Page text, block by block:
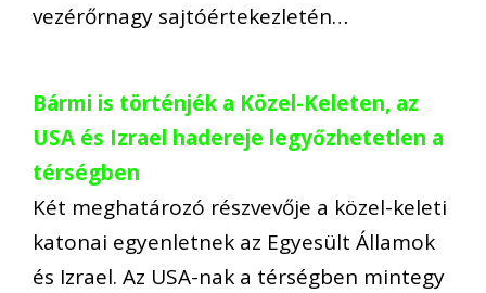
vezérőrnagy sajtóértekezletén…
Bármi is történjék a Közel-Keleten, az
USA és Izrael hadereje legyőzhetetlen a
térségben
Két meghatározó részvevője a közel-keleti
katonai egyenletnek az Egyesült Államok
és Izrael. Az USA-nak a térségben mintegy